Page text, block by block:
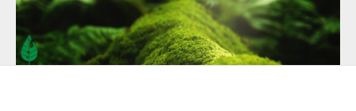
تماس با ما